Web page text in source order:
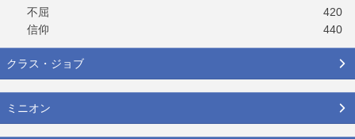
不屈
420
信仰
440
クラス・ジョブ
ミニオン